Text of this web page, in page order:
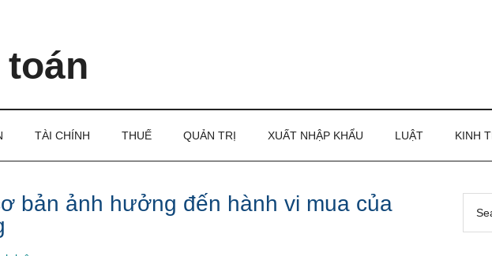
toán
TÀI CHÍNH THUẾ QUẢN TRỊ XUẤT NHẬP KHẨU LUẬT KINH
bản ảnh hưởng đến hành vi mua của